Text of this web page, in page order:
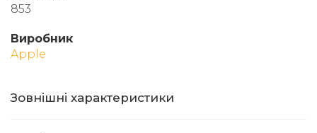
853
Виробник
Apple
Зовнішні характеристики